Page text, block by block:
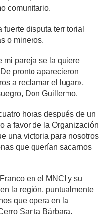
comunitario.
disputa territorial
o mineros.
mi pareja se la quiere
pronto aparecieron
a reclamar el lugar»,
Don Guillermo.
horas después de un
a favor de la Organización
una victoria para nosotros
que querían sacarnos
en el MNCI y su
la región, puntualmente
que opera en la
Santa Bárbara.